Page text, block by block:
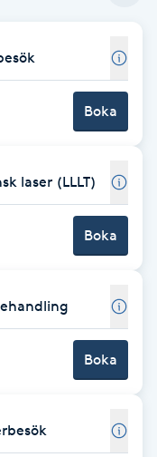
Boka
laser (LLLT)
Boka
Boka